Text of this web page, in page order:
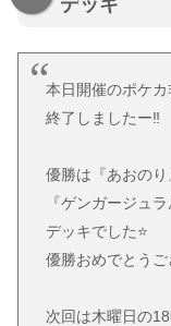
デッキ
本日開催のポケカ
終了しましたー‼
優勝は『あおの
『ゲンガージュラ
デッキでした⭐
優勝おめでとう
次回は木曜日の